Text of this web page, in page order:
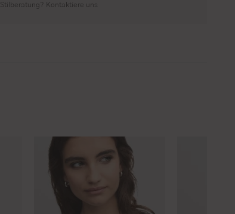
Stilberatung? Kontaktiere uns